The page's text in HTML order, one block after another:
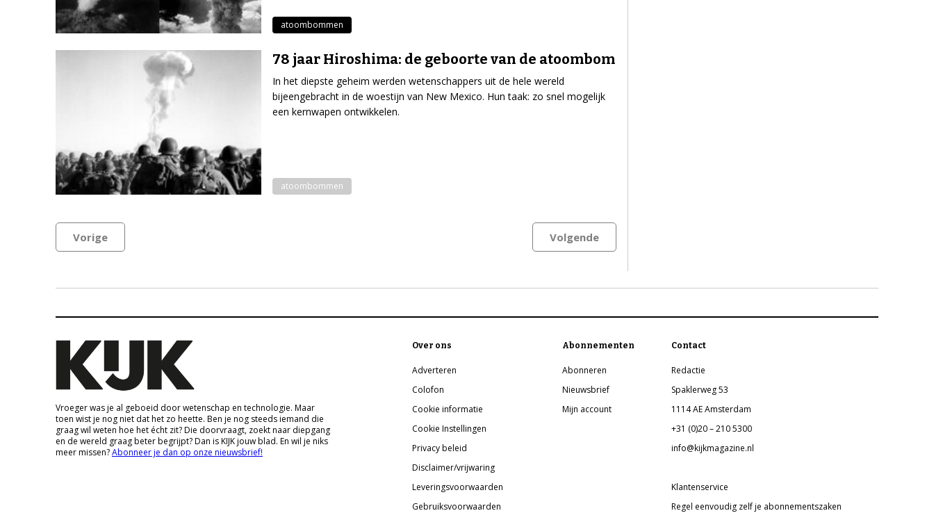
atoombommen
78 jaar Hiroshima: de geboorte van de atoombom
In het diepste geheim werden wetenschappers uit de hele wereld
bijeengebracht in de woestijn van New Mexico. Hun taak: zo snel mogelijk
een kernwapen ontwikkelen.
atoombommen
Vorige Volgende
Vroeger was je al geboeid door wetenschap en technologie. Maar
toen wist je nog niet dat het zo heette. Ben je nog steeds iemand die
graag wil weten hoe het écht zit? Die doorvraagt, zoekt naar diepgang
en de wereld graag beter begrijpt? Dan is KIJK jouw blad. En wil je niks
meer missen?Abonneer je dan op onze nieuwsbrief!
Over ons
Adverteren
Colofon
Cookie informatie
Cookie Instellingen
Privacy beleid
Disclaimer/vrijwaring
Leveringsvoorwaarden
Gebruiksvoorwaarden
Abonnementen
Abonneren
Nieuwsbrief
Mijn account
Contact
Redactie
Spaklerweg 53
1114 AE Amsterdam
+31 (0)20 – 210 5300
info@kijkmagazine.nl
Klantenservice
Regel eenvoudig zelf je abonnementszaken